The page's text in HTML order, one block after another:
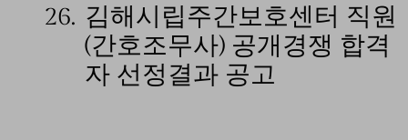
26. 김해시립주간보호센터 직원
(간호조무사) 공개경쟁 합격
자 선정결과 공고